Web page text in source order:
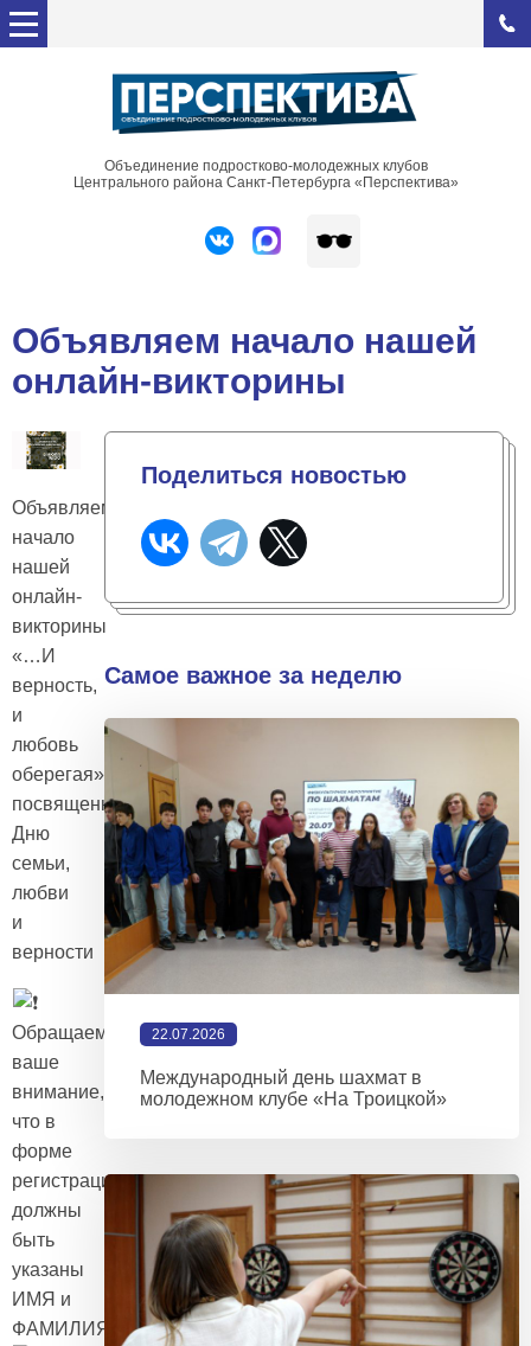
Объединение подростково-молодежных клубов
Центрального района Санкт-Петербурга «Перспектива»
Объявляем начало нашей
онлайн-викторины
Объявляем
начало
нашей
онлайн-
викторины
«…И
верность,
и
любовь
оберегая»,
посвященной
Дню
семьи,
любви
и
верности
Обращаем
ваше
внимание,
что в
форме
регистрации
должны
быть
указаны
ИМЯ и
ФАМИЛИЯ
Поделиться новостью
Самое важное за неделю
22.07.2026
Международный день шахмат в
молодежном клубе «На Троицкой»